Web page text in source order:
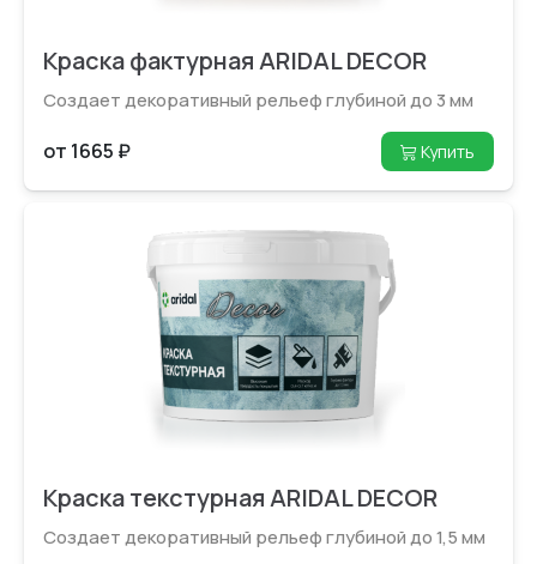
Краска фактурная ARIDAL DECOR
Создает декоративный рельеф глубиной до 3 мм
от 1665 ₽ Купить
Краска текстурная ARIDAL DECOR
Создает декоративный рельеф глубиной до 1,5 мм